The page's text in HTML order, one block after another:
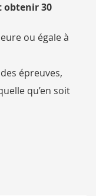
obtenir 30
ou égale à
épreuves,
qu’en soit